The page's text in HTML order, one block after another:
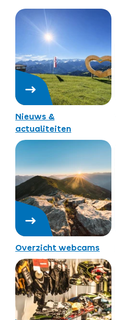
Nieuws &
actualiteiten
Overzicht webcams